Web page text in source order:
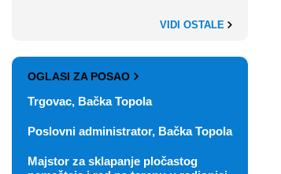
VIDI OSTALE
OGLASI ZA POSAO
Trgovac, Bačka Topola
Poslovni administrator, Bačka Topola
Majstor za sklapanje pločastog